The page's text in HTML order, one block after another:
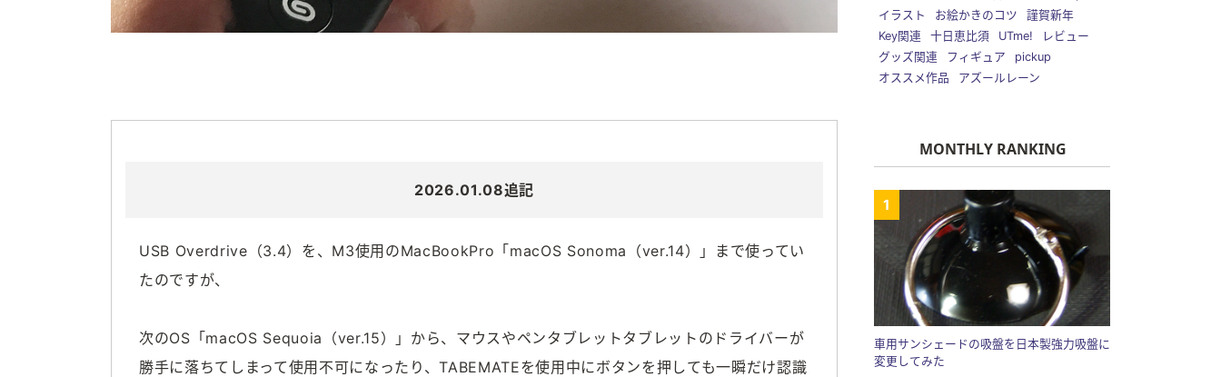
2026.01.08追記
USB Overdrive（3.4）を、M3使用のMacBookPro「macOS Sonoma（ver.14）」まで使ってい
たのですが、
次のOS「macOS Sequoia（ver.15）」から、マウスやペンタブレットタブレットのドライバーが
勝手に落ちてしまって使用不可になったり、TABEMATEを使用中にボタンを押しても一瞬だけ認識
イラスト
お絵かきのコツ
謹賀新年
Key関連
十日恵比須 UTme!
レビュー
グッズ関連
フィギュア
pickup
オススメ作品
アズールレーン
MONTHLY RANKING
車用サンシェードの吸盤を日本製強力吸盤に
変更してみた